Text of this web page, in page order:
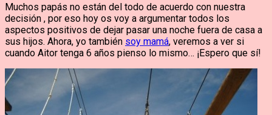
Muchos papás no están del todo de acuerdo con nuestra
decisión , por eso hoy os voy a argumentar todos los
aspectos positivos de dejar pasar una noche fuera de casa a
sus hijos. Ahora, yo también soy mamá, veremos a ver si
cuando Aitor tenga 6 años pienso lo mismo… ¡Espero que sí!